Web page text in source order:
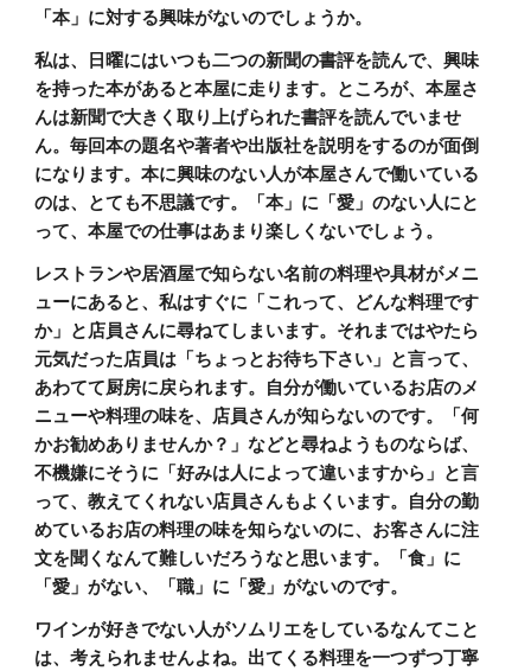
「本」に対する興味がないのでしょうか。
私は、日曜にはいつも二つの新聞の書評を読んで、興味
を持った本があると本屋に走ります。ところが、本屋さ
んは新聞で大きく取り上げられた書評を読んでいませ
ん。毎回本の題名や著者や出版社を説明をするのが面倒
になります。本に興味のない人が本屋さんで働いている
のは、とても不思議です。「本」に「愛」のない人にと
って、本屋での仕事はあまり楽しくないでしょう。
レストランや居酒屋で知らない名前の料理や具材がメニ
ューにあると、私はすぐに「これって、どんな料理です
か」と店員さんに尋ねてしまいます。それまではやたら
元気だった店員は「ちょっとお待ち下さい」と言って、
あわてて厨房に戻られます。自分が働いているお店のメ
ニューや料理の味を、店員さんが知らないのです。「何
かお勧めありませんか？」などと尋ねようものならば、
不機嫌にそうに「好みは人によって違いますから」と言
って、教えてくれない店員さんもよくいます。自分の勤
めているお店の料理の味を知らないのに、お客さんに注
文を聞くなんて難しいだろうなと思います。「食」に
「愛」がない、「職」に「愛」がないのです。
ワインが好きでない人がソムリエをしているなんてこと
は、考えられませんよね。出てくる料理を一つずつ丁寧